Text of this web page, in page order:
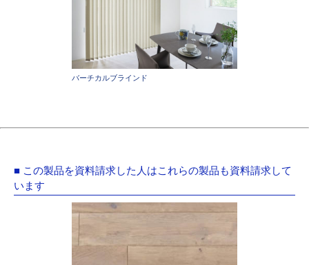
バーチカルブラインド
■ この製品を資料請求した人はこれらの製品も資料請求して
います